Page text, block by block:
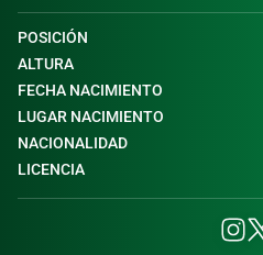
POSICIÓN
ALTURA
FECHA NACIMIENTO
LUGAR NACIMIENTO
NACIONALIDAD
LICENCIA